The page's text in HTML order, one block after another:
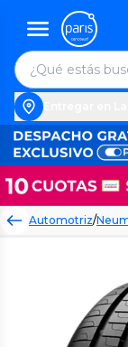
Automotriz/